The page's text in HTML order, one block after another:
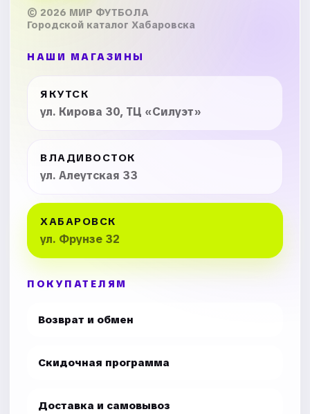
© 2026 МИР ФУТБОЛА
Городской каталог Хабаровска
НАШИ МАГАЗИНЫ
ЯКУТСК
ул. Кирова 30, ТЦ «Силуэт»
ВЛАДИВОСТОК
ул. Алеутская 33
ХАБАРОВСК
ул. Фрунзе 32
ПОКУПАТЕЛЯМ
Возврат и обмен
Скидочная программа
Доставка и самовывоз